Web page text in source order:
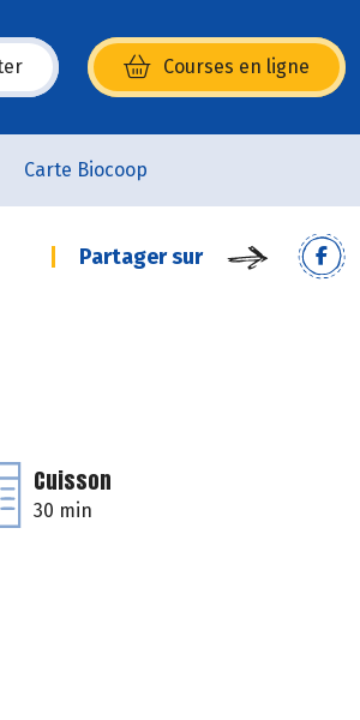
Courses en ligne
nouvelle fenêtre)
Carte Biocoop
Partager sur
Cuisson
30 min